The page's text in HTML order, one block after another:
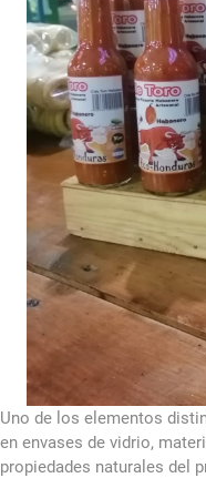
Uno de los elementos
en envases de vidrio,
propiedades naturales del